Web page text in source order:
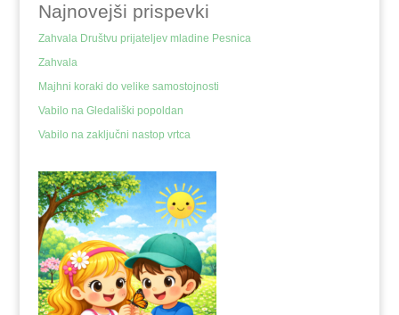
Najnovejši prispevki
Zahvala Društvu prijateljev mladine Pesnica
Zahvala
Majhni koraki do velike samostojnosti
Vabilo na Gledališki popoldan
Vabilo na zaključni nastop vrtca